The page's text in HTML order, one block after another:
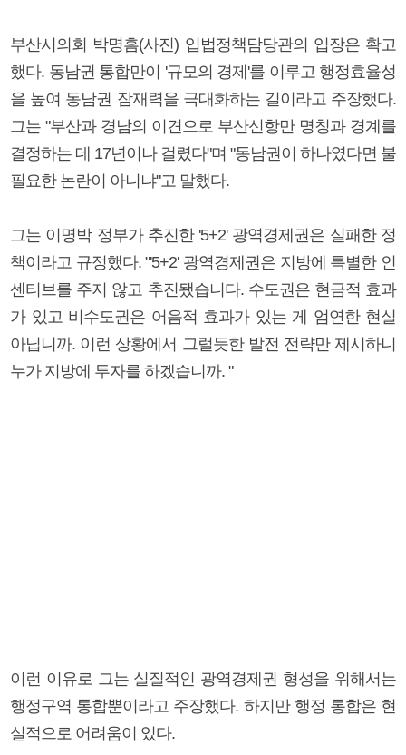
부산시의회 박명흠(사진) 입법정책담당관의 입장은 확고
했다. 동남권 통합만이 '규모의 경제'를 이루고 행정효율성
을 높여 동남권 잠재력을 극대화하는 길이라고 주장했다.
그는 "부산과 경남의 이견으로 부산신항만 명칭과 경계를
결정하는 데 17년이나 걸렸다"며 "동남권이 하나였다면 불
필요한 논란이 아니냐"고 말했다.
그는 이명박 정부가 추진한 '5+2' 광역경제권은 실패한 정
책이라고 규정했다. "'5+2' 광역경제권은 지방에 특별한 인
센티브를 주지 않고 추진됐습니다. 수도권은 현금적 효과
가 있고 비수도권은 어음적 효과가 있는 게 엄연한 현실
아닙니까. 이런 상황에서 그럴듯한 발전 전략만 제시하니
누가 지방에 투자를 하겠습니까. "
이런 이유로 그는 실질적인 광역경제권 형성을 위해서는
행정구역 통합뿐이라고 주장했다. 하지만 행정 통합은 현
실적으로 어려움이 있다.